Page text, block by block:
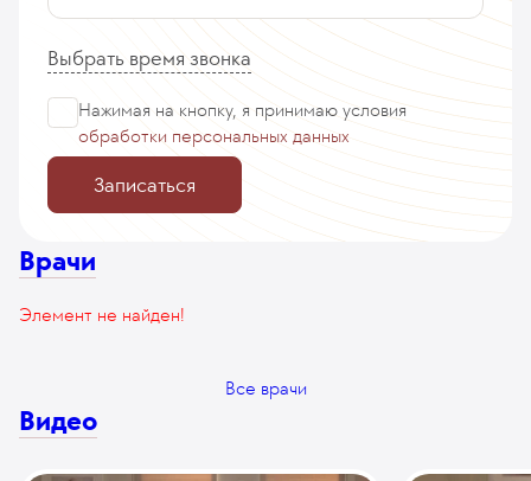
Выбрать время звонка
Нажимая на кнопку, я принимаю условия
обработки персональных данных
Записаться
Врачи
Все врачи
Элемент не найден!
Видео